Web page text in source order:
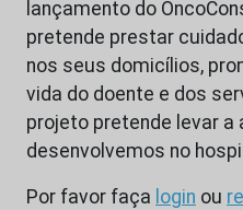
lançamento do
pretende prestar
nos seus domicílios,
vida do doente e dos
projeto pretende levar a
desenvolvemos no
Por favor faça login ou